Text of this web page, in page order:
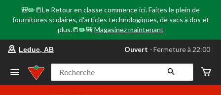
🎒✏️📒Le Retour en classe commence ici. Faites le plein de
fournitures scolaires, d'articles technologiques, de sacs à dos et
plus.📒✏️🎒 Magasinez maintenant
votre
préféré
Leduc,
AB,
Leduc, AB Ouvert ⋅ Fermeture à 22:00
Recherche